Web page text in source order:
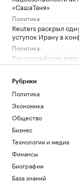
«СашаТаня»
Политика
Reuters раскрыл
уступок Ирану в
Политика
Три российских
полетов
Политика
Wildberries начала
запуску
Технологии и медиа
США потребуют от
Adidas извинился
бутс на ЧМ-26,
Спорт
Игрока «Зенита»
Рубрики
Политика
Экономика
Общество
Бизнес
Технологии и медиа
Финансы
Биографии
База знаний